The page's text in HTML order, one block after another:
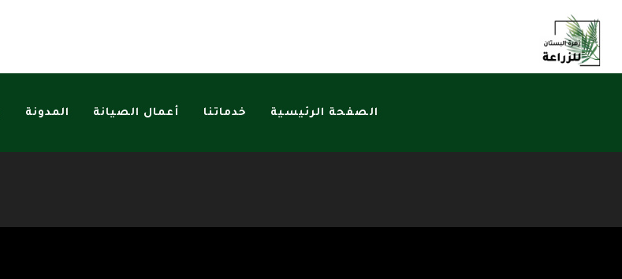
الصفحة الرئيسية خدماتنا أعمال الصيانة المدونة